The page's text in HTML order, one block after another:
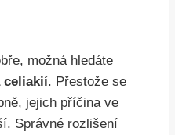
možná hledáte
celiakií. Přestože se
jejich příčina ve
Správné rozlišení